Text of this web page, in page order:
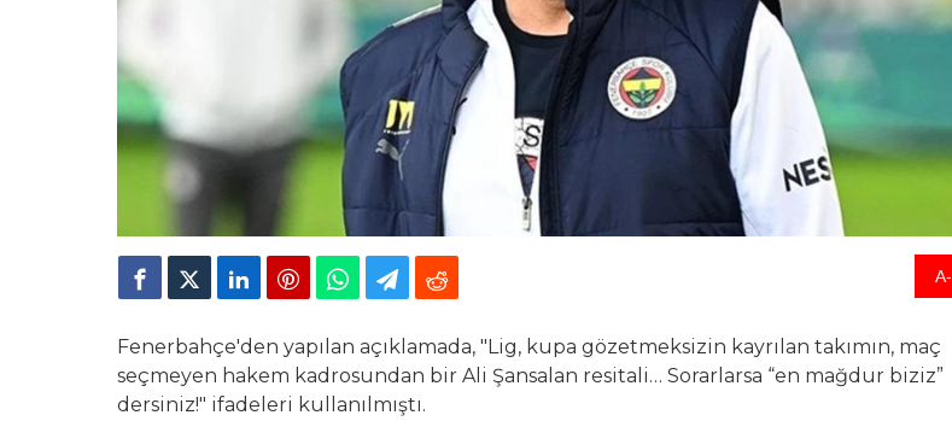
A-
Fenerbahçe'den yapılan açıklamada, "Lig, kupa gözetmeksizin kayrılan takımın, maç
seçmeyen hakem kadrosundan bir Ali Şansalan resitali… Sorarlarsa “en mağdur biziz”
dersiniz!" ifadeleri kullanılmıştı.